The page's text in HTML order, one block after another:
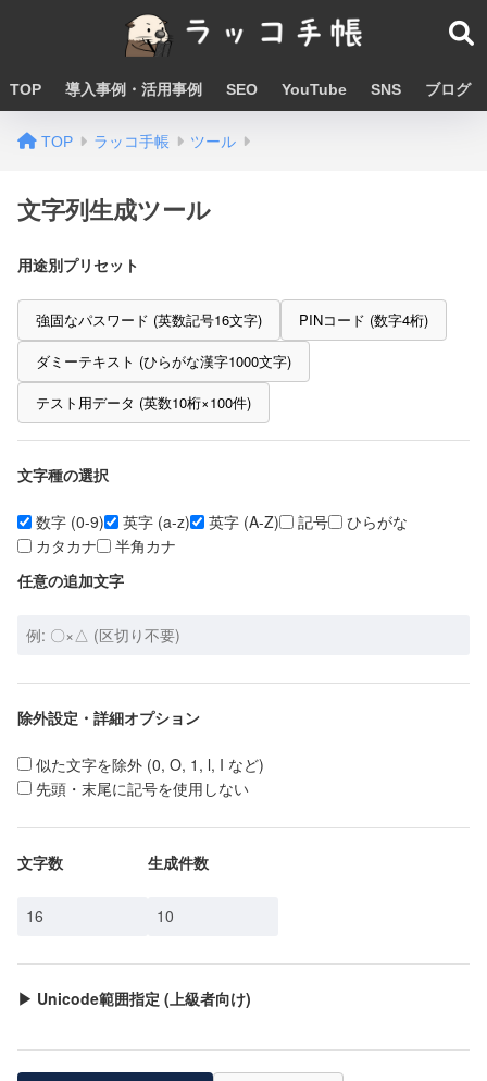
TOP 導入事例・活用事例 SEO YouTube SNS ブログ
TOP ラッコ手帳 ツール
文字列生成ツール
用途別プリセット
強固なパスワード (英数記号16文字)
PINコード (数字4桁)
ダミーテキスト (ひらがな漢字1000文字)
テスト用データ (英数10桁×100件)
文字種の選択
数字 (0-9) 英字 (a-z) 英字 (A-Z) 記号
ひらがな
カタカナ
半角カナ
任意の追加文字
除外設定・詳細オプション
似た文字を除外 (0, O, 1, l, I など)
先頭・末尾に記号を使用しない
文字数 生成件数
▶ Unicode範囲指定 (上級者向け)